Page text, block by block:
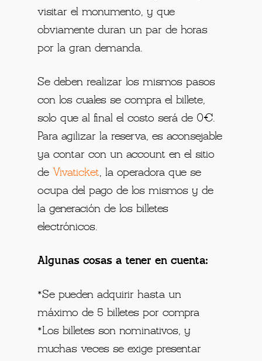
visitar el monumento, y que
obviamente duran un par de horas
por la gran demanda.
Se deben realizar los mismos pasos
con los cuales se compra el billete,
solo que al final el costo será de 0€.
Para agilizar la reserva, es aconsejable
ya contar con un account en el sitio
de Vivaticket , la operadora que se
ocupa del pago de los mismos y de
la generación de los billetes
electrónicos.
Algunas cosas a tener en cuenta:
*Se pueden adquirir hasta un
máximo de 5 billetes por compra
*Los billetes son nominativos, y
muchas veces se exige presentar